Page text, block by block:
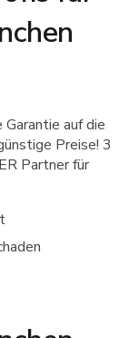
Garantie auf die
Preise! 3
Partner für